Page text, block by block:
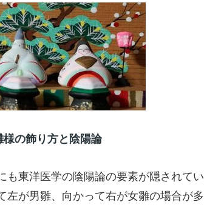
様の飾り方と陰陽論
も東洋医学の陰陽論の要素が隠されて
左が男雛、向かって右が女雛の場合が